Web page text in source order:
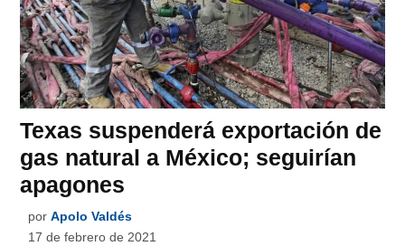
Texas suspenderá exportación de
gas natural a México; seguirían
apagones
por Apolo Valdés
17 de febrero de 2021